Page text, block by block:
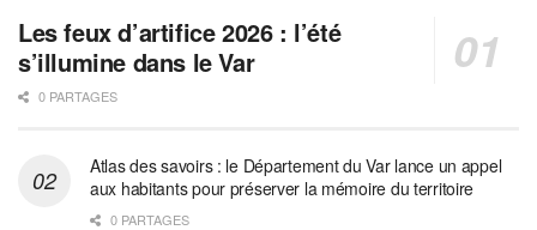
Les feux d’artifice 2026 : l’été
s’illumine dans le Var
0 PARTAGES
Atlas des savoirs : le Département du Var lance un appel
aux habitants pour préserver la mémoire du territoire
0 PARTAGES